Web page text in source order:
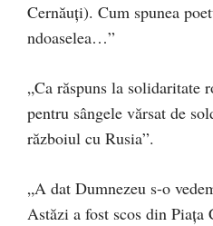
Cernăuți). Cum spunea
ndoaselea…”
„Ca răspuns la solidaritate
pentru sângele vărsat de
războiul cu Rusia”.
„A dat Dumnezeu s-o
Astăzi a fost scos din Piața